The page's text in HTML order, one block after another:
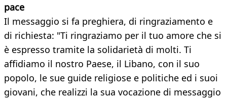
pace
Il messaggio si fa preghiera, di ringraziamento e
di richiesta: "Ti ringraziamo per il tuo amore che si
è espresso tramite la solidarietà di molti. Ti
affidiamo il nostro Paese, il Libano, con il suo
popolo, le sue guide religiose e politiche ed i suoi
giovani, che realizzi la sua vocazione di messaggio